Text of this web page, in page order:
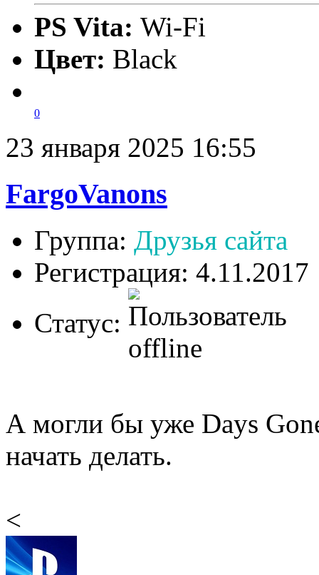
PS Vita: Wi-Fi
Цвет: Black
0
23 января 2025 16:55
FargoVanons
Группа: Друзья сайта
Регистрация: 4.11.2017
Статус:
А могли бы уже Days
начать делать.
<